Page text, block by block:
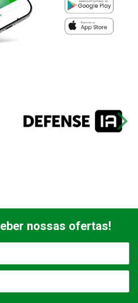
nossas ofertas!